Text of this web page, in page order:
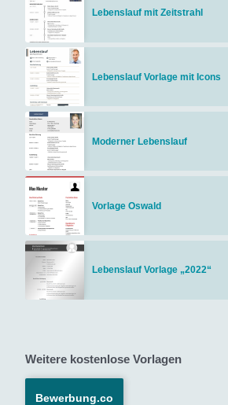
Lebenslauf mit Zeitstrahl
Lebenslauf Vorlage mit Icons
Moderner Lebenslauf
Vorlage Oswald
Lebenslauf Vorlage „2022“
Weitere kostenlose Vorlagen
Bewerbung.co